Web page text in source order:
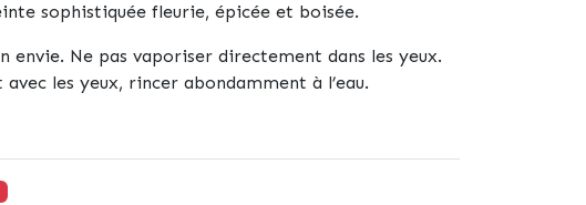
sophistiquée fleurie, épicée et boisée.
envie. Ne pas vaporiser directement dans les yeux.
avec les yeux, rincer abondamment à l’eau.